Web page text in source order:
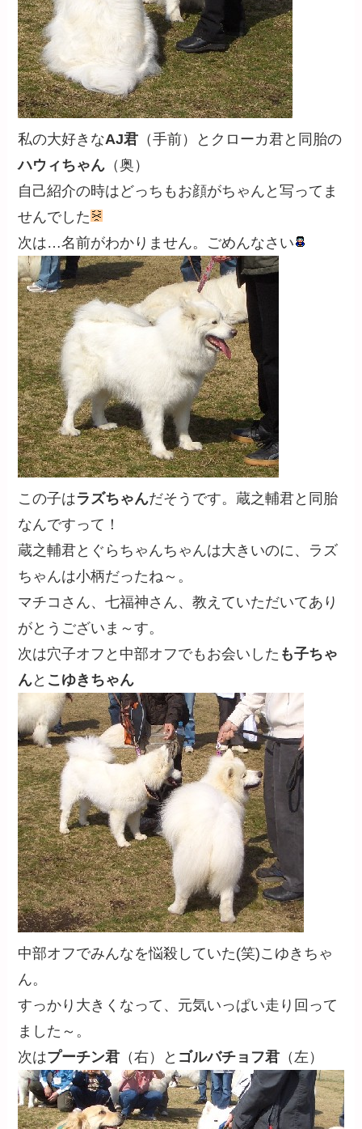
私の大好きなAJ君 （手前）とクローカ君と同胎の
ハウィちゃん （奥）
自己紹介の時はどっちもお顔がちゃんと写ってま
せんでした
次は…名前がわかりません。ごめんなさい
この子はラズちゃんだそうです。蔵之輔君と同胎
なんですって！
蔵之輔君とぐらちゃんちゃんは大きいのに、ラズ
ちゃんは小柄だったね～。
マチコさん、七福神さん、教えていただいてあり
がとうございま～す。
次は穴子オフと中部オフでもお会いした も子ちゃ
んと こゆきちゃん
中部オフでみんなを悩殺していた(笑)こゆきちゃ
ん。
すっかり大きくなって、元気いっぱい走り回って
ました～。
次はプーチン君 （右）と ゴルバチョフ君 （左）